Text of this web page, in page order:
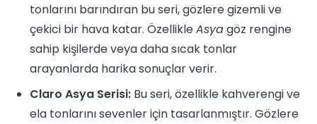
tonlarını barındıran bu seri, gözlere gizemli ve
çekici bir hava katar. ÖzellikleAsyagöz rengine
sahip kişilerde veya daha sıcak tonlar
arayanlarda harika sonuçlar verir.
Claro Asya Serisi: Bu seri, özellikle kahverengi ve
ela tonlarını sevenler için tasarlanmıştır. Gözlere